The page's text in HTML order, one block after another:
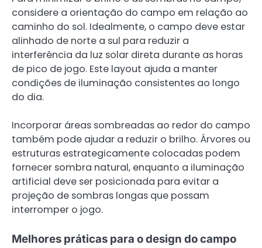
considere a orientação do campo em relação ao
caminho do sol. Idealmente, o campo deve estar
alinhado de norte a sul para reduzir a
interferência da luz solar direta durante as horas
de pico de jogo. Este layout ajuda a manter
condições de iluminação consistentes ao longo
do dia.
Incorporar áreas sombreadas ao redor do campo
também pode ajudar a reduzir o brilho. Árvores ou
estruturas estrategicamente colocadas podem
fornecer sombra natural, enquanto a iluminação
artificial deve ser posicionada para evitar a
projeção de sombras longas que possam
interromper o jogo.
Melhores práticas para o design do campo